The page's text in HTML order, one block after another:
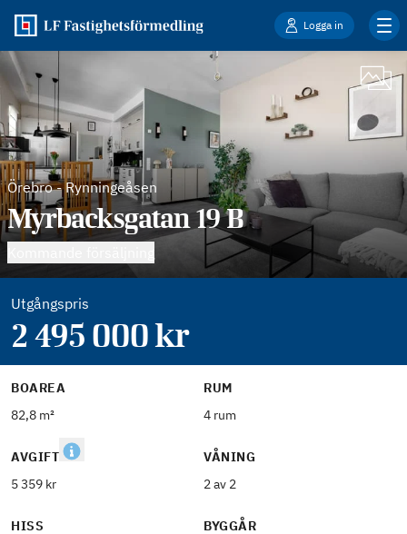
Logga in
Örebro-Rynningeåsen
Myrbacksgatan 19 B
Utgångspris
2 495 000kr
BOAREA
82,8 m²
RUM
4 rum
AVGIFT
5 359 kr
VÅNING
2 av 2
HISS
BYGGÅR